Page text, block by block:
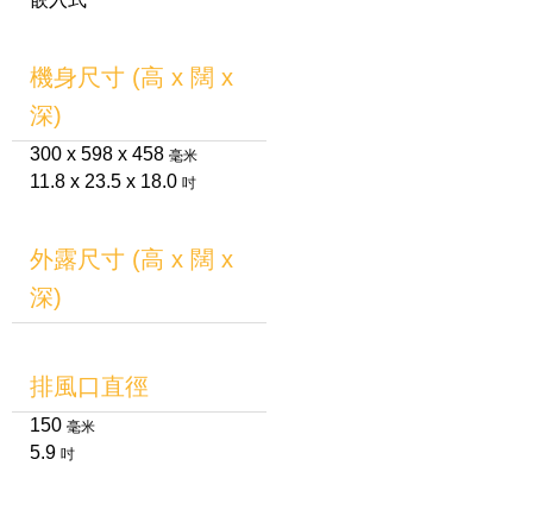
機身尺寸 (高 x 闊 x
深)
300 x 598 x 458 毫米
11.8 x 23.5 x 18.0 吋
外露尺寸 (高 x 闊 x
深)
排風口直徑
150 毫米
5.9 吋